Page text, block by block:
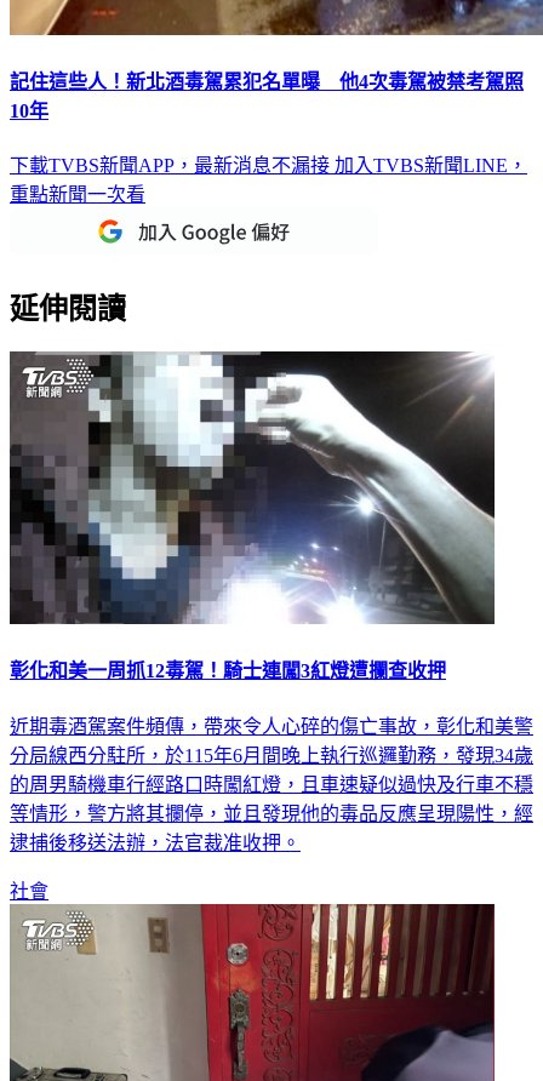
記住這些人！新北酒毒駕累犯名單曝 他4次毒駕被禁考駕照
10年
下載TVBS新聞APP，最新消息不漏接 加入TVBS新聞LINE，
重點新聞一次看
延伸閱讀
彰化和美一周抓12毒駕！騎士連闖3紅燈遭攔查收押
近期毒酒駕案件頻傳，帶來令人心碎的傷亡事故，彰化和美警
分局線西分駐所，於115年6月間晚上執行巡邏勤務，發現34歲
的周男騎機車行經路口時闖紅燈，且車速疑似過快及行車不穩
等情形，警方將其攔停，並且發現他的毒品反應呈現陽性，經
逮捕後移送法辦，法官裁准收押。
社會